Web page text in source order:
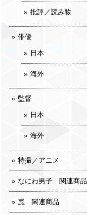
批評／読み物
俳優
日本
海外
監督
日本
海外
特撮／アニメ
なにわ男子 関連商品
嵐 関連商品